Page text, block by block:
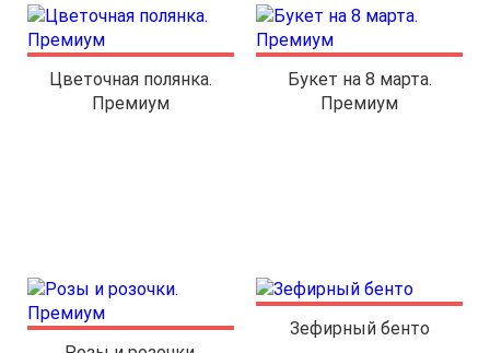
Цветочная полянка.
Премиум
Букет на 8 марта.
Премиум
Зефирный бенто